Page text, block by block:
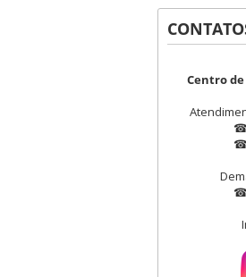
Centro de
☎
☎
☎